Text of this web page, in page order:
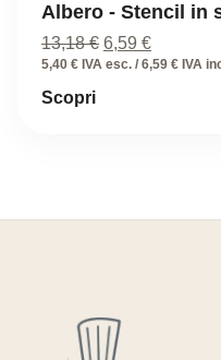
Albero - Stencil in
13,18€ Il
prezzo
6,59 €Il
prezzo
5,40 € IVA esc. / 6,59 € IVA
Scopri